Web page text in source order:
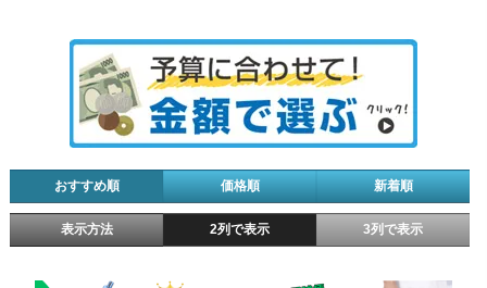
おすすめ順 価格順 新着順
表示方法 2列で表示 3列で表示